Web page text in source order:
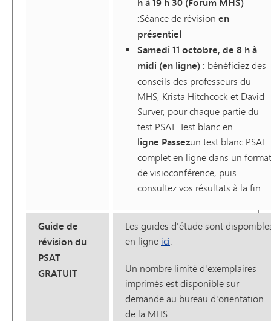
:Séance de révision en
présentiel
Samedi 11 octobre, de 8 h à
midi (en ligne) : bénéficiez des
conseils des professeurs du
MHS, Krista Hitchcock et David
Surver, pour chaque partie du
test PSAT. Test blanc en
ligne.Passezun test blanc PSAT
complet en ligne dans un format
de visioconférence, puis
consultez vos résultats à la fin.
Guide de
révision du
PSAT
GRATUIT
Les guides d'étude sont
en ligne ici.
Un nombre limité d'exemplaires
imprimés est disponible sur
demande au bureau d'orientation
de la MHS.